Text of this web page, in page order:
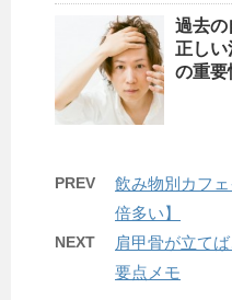
過去の
正しい
の重要
PREV
飲み物別カフ
倍多い】
NEXT
肩甲骨が立て
要点メモ